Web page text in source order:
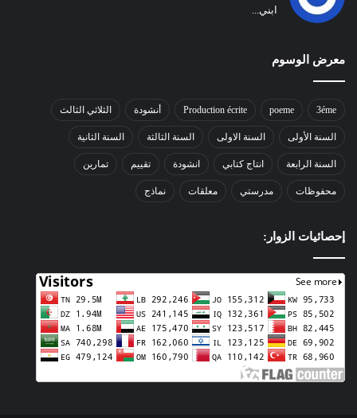
ابني...
معرض الوسوم
3éme
poeme
Production écrite أنشودة الثلاثي الثالث
السنة الأولى السنة الاولى السنة الثالثة السنة الثانية
السنة الرابعة انتاج كتابي انشودة تقييم تمارين
محفوظات مدرستي معلقات نماذج
إحصائيات الزوار: